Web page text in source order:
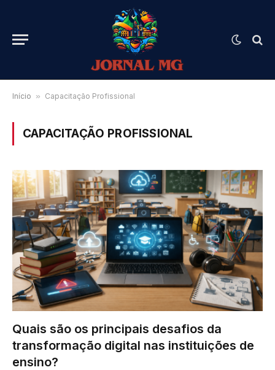
Início » Capacitação Profissional
CAPACITAÇÃO PROFISSIONAL
Quais são os principais desafios da
transformação digital nas instituições de
ensino?